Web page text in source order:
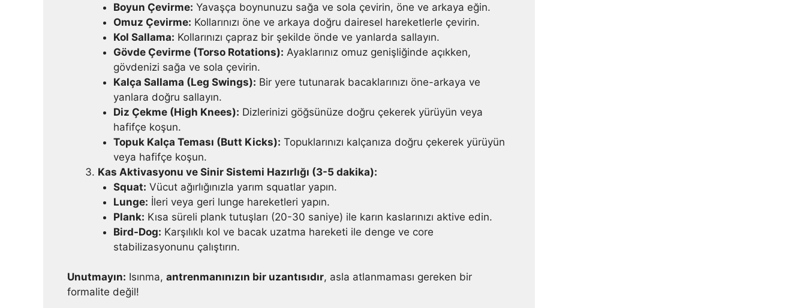
Boyun Çevirme: Yavaşça boynunuzu sağa ve sola çevirin, öne ve arkaya eğin.
Omuz Çevirme: Kollarınızı öne ve arkaya doğru dairesel hareketlerle çevirin.
Kol Sallama: Kollarınızı çapraz bir şekilde önde ve yanlarda sallayın.
Gövde Çevirme (Torso Rotations): Ayaklarınız omuz genişliğinde açıkken,
gövdenizi sağa ve sola çevirin.
Kalça Sallama (Leg Swings): Bir yere tutunarak bacaklarınızı öne-arkaya ve
yanlara doğru sallayın.
Diz Çekme (High Knees): Dizlerinizi göğsünüze doğru çekerek yürüyün veya
hafifçe koşun.
Topuk Kalça Teması (Butt Kicks): Topuklarınızı kalçanıza doğru çekerek yürüyün
veya hafifçe koşun.
Kas Aktivasyonu ve Sinir Sistemi Hazırlığı (3-5 dakika):
Squat: Vücut ağırlığınızla yarım squatlar yapın.
Lunge: İleri veya geri lunge hareketleri yapın.
Plank: Kısa süreli plank tutuşları (20-30 saniye) ile karın kaslarınızı aktive edin.
Bird-Dog: Karşılıklı kol ve bacak uzatma hareketi ile denge ve core
stabilizasyonunu çalıştırın.
Unutmayın: Isınma, antrenmanınızın bir uzantısıdır, asla atlanmaması gereken bir
formalite değil!